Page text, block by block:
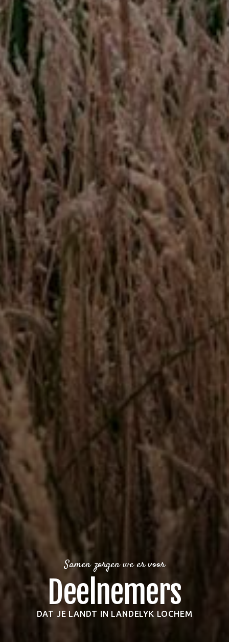
Samen zorgen we er voor
Deelnemers
DAT JE LANDT IN LANDELYK LOCHEM